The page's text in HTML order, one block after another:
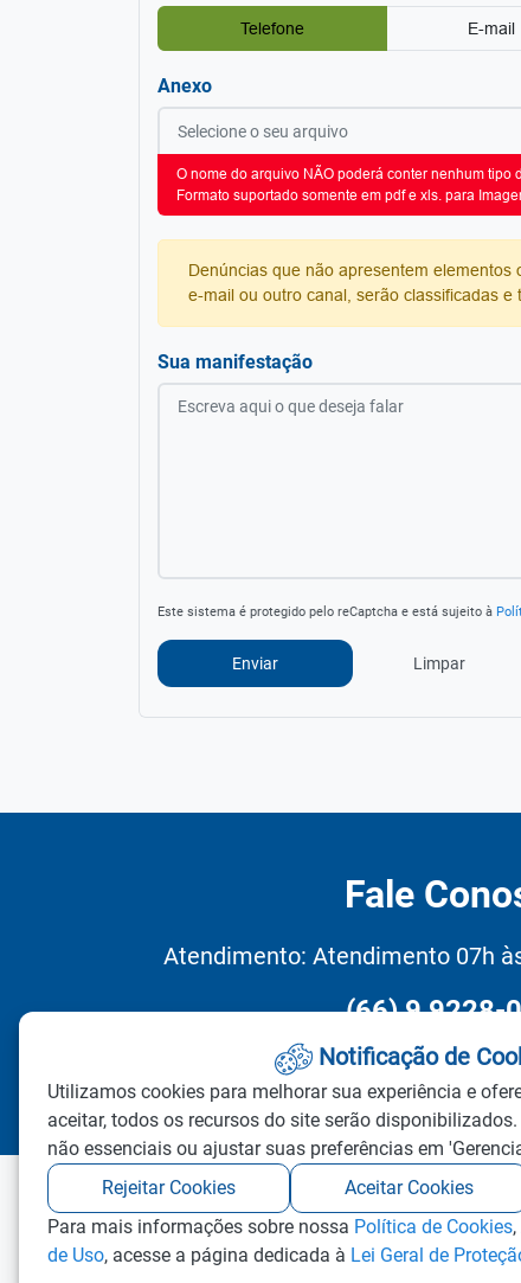
Telefone E-mail
Anexo
O nome do arquivo NÃO poderá conter nenhum tipo
Formato suportado somente em pdf e xls. para
Denúncias que não apresentem
e-mail ou outro canal, serão classificadas
Sua manifestação
Este sistema é protegido pelo reCaptcha e está sujeito à
Enviar Limpar
Fale
Atendimento: Atendimento 07h
(66) 9 9228-
Redefinir
©2026 - Todos os direitos reservados.
Notificação de
Utilizamos cookies para melhorar sua experiência e
aceitar, todos os recursos do site serão
não essenciais ou ajustar suas preferências em
Rejeitar Cookies
Aceitar Cookies
Para mais informações sobre nossa Política de Cookies,
de Uso, acesse a página dedicada à Lei Geral de